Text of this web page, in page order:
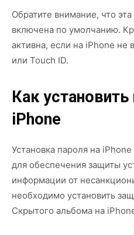
Обратите внимание, что
включена по умолчанию.
активна, если на iPhone не
или Touch ID.
Как установить
iPhone
Установка пароля на
для обеспечения защиты
информации от
необходимо установить
Скрытого альбома на